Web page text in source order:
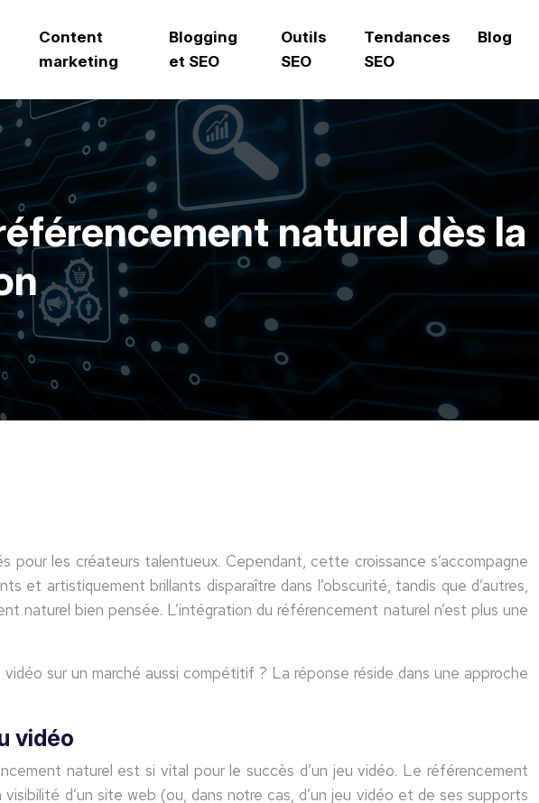
Content
marketing
Blogging
et SEO
Outils
SEO
Tendances
SEO
Blog
naturel dès la
les créateurs talentueux. Cependant, cette croissance s’accompagne
et artistiquement brillants disparaître dans l’obscurité, tandis que d’autres,
naturel bien pensée. L’intégration du référencement naturel n’est plus une
sur un marché aussi compétitif ? La réponse réside dans une approche
vidéo
naturel est si vital pour le succès d’un jeu vidéo. Le référencement
d’un site web (ou, dans notre cas, d’un jeu vidéo et de ses supports